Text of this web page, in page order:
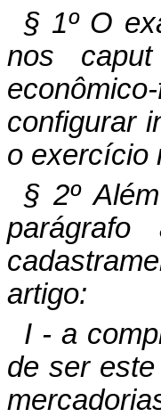
§ 1º O
nos
configurar
o exercício
§ 2º
parágrafo
artigo:
I - a
de ser